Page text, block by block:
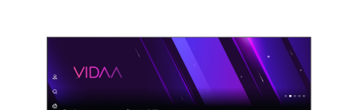
Pogodnosti
Podrška